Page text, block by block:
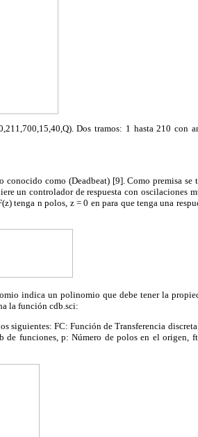
Dos tramos: 1 hasta 210 con
conocido como (Deadbeat) [9]. Como premisa se
un controlador de respuesta con oscilaciones
tenga n polos, z = 0 en para que tenga una
indica un polinomio que debe tener la
la función cdb.sci:
siguientes: FC: Función de Transferencia
de funciones, p: Número de polos en el origen,